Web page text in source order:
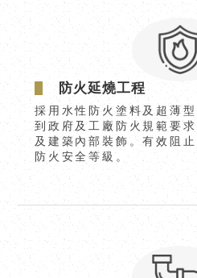
防火延燒工程
採用水性防火塗料及超薄
到政府及工廠防火規範要
及建築內部裝飾。有效阻
防火安全等級。